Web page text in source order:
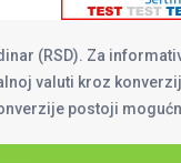
(RSD). Za
valuti kroz
postoji